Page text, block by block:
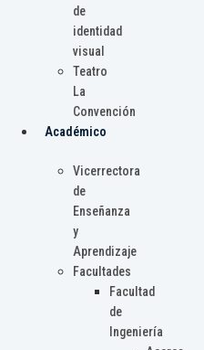
de
identidad
visual
Teatro
La
Convención
Académico
Vicerrectora
de
Enseñanza
y
Aprendizaje
Facultades
Facultad
de
Ingeniería